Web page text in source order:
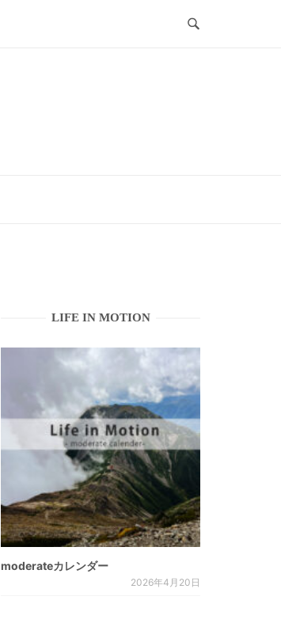
LIFE IN MOTION
moderateカレンダー
2026年4月20日